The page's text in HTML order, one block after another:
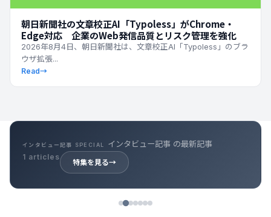
朝日新聞社の文章校正AI「Typoless」がChrome・
Edge対応 企業のWeb発信品質とリスク管理を強化
2026年8月4日、朝日新聞社は、文章校正AI「Typoless」のブラ
ウザ拡張...
Read→
インタビュー記事 SPECIAL インタビュー記事 の最新記事
1 articles
特集を見る→